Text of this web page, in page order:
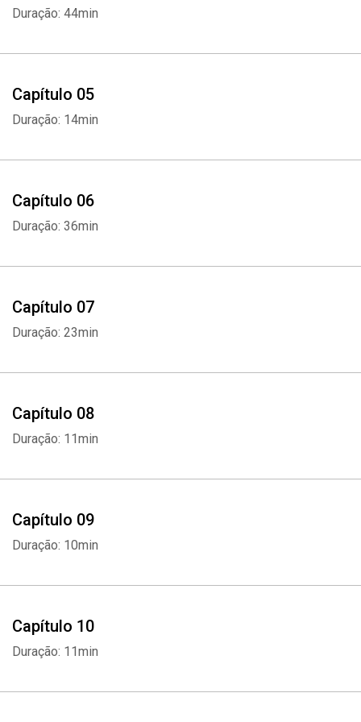
Duração: 44min
Capítulo 05
Duração: 14min
Capítulo 06
Duração: 36min
Capítulo 07
Duração: 23min
Capítulo 08
Duração: 11min
Capítulo 09
Duração: 10min
Capítulo 10
Duração: 11min